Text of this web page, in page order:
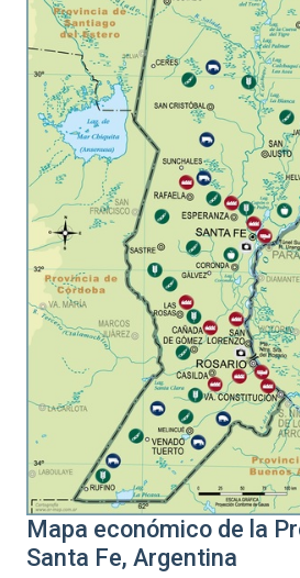
Mapa económico de la
Santa Fe, Argentina